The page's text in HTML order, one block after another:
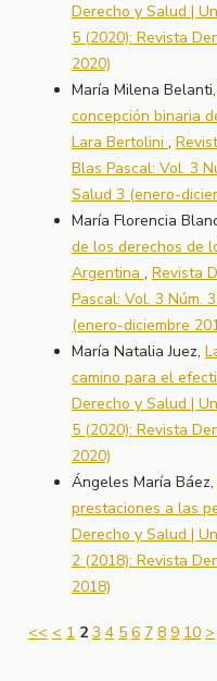
Derecho y Salud |
5 (2020): Revista
2020)
María Milena Belanti,
concepción binaria
Lara Bertolini ,
Blas Pascal: Vol. 3
Salud 3 (enero-
María Florencia
de los derechos de
Argentina , Revista
Pascal: Vol. 3 Núm.
(enero-diciembre
María Natalia Juez,
camino para el
Derecho y Salud |
5 (2020): Revista
2020)
Ángeles María Báez,
prestaciones a las
Derecho y Salud |
2 (2018): Revista
2018)
<< < 1 2 3 4 5 6 7 8 9 10 >